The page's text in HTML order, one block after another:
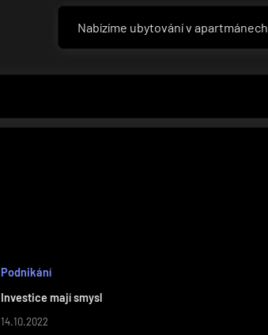
Next
Nabízíme ubytování v apartmánech
Podnikání
Investice mají smysl
14.10.2022